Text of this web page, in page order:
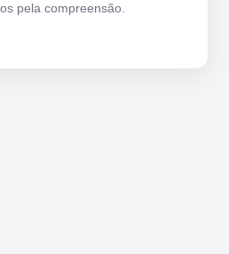
pela compreensão.